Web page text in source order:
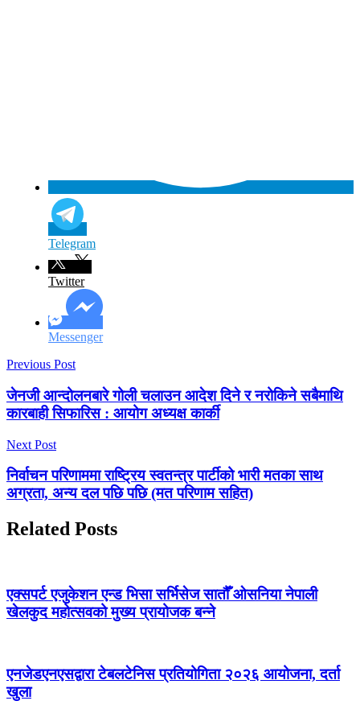
Telegram
Twitter
Messenger
Previous Post
जेनजी आन्दोलनबारे गोली चलाउन आदेश दिने र नरोकिने सबैमाथि
कारबाही सिफारिस : आयोग अध्यक्ष कार्की
Next Post
निर्वाचन परिणाममा राष्ट्रिय स्वतन्त्र पार्टीको भारी मतका साथ
अग्रता, अन्य दल पछि पछि (मत परिणाम सहित)
Related Posts
एक्सपर्ट एजुकेशन एन्ड भिसा सर्भिसेज सातौँ ओसनिया नेपाली
खेलकुद महोत्सवको मुख्य प्रायोजक बन्ने
एनजेडएनएसद्वारा टेबलटेनिस प्रतियोगिता २०२६ आयोजना, दर्ता
खुला